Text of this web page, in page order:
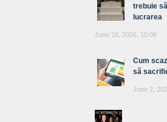
trebuie
lucrarea
June 18, 2026, 10:06
Cum
să
June 2,